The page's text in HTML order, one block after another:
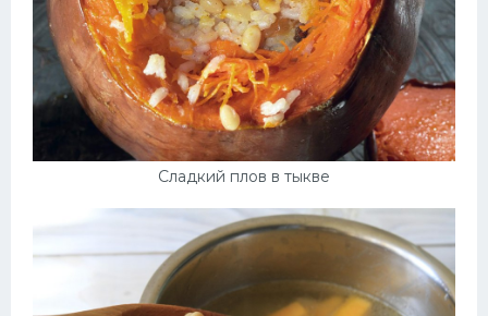
Сладкий плов в тыкве